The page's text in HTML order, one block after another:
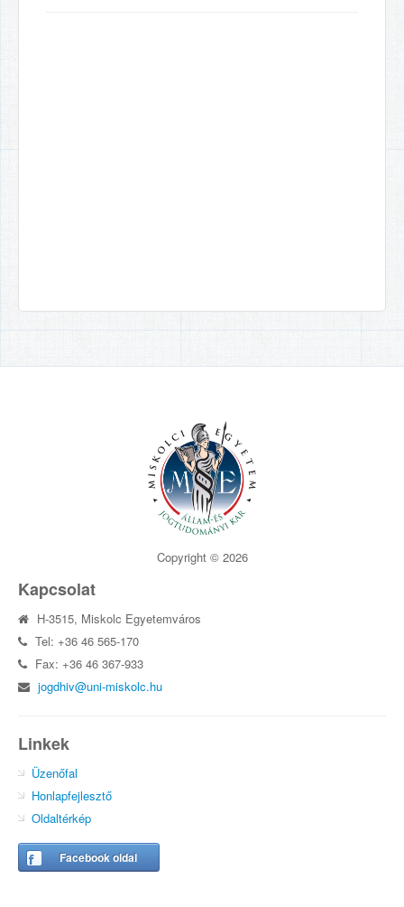
Copyright © 2026
Kapcsolat
H-3515, Miskolc Egyetemváros
Tel: +36 46 565-170
Fax: +36 46 367-933
jogdhiv@uni-miskolc.hu
Linkek
Üzenőfal
Honlapfejlesztő
Oldaltérkép
Facebook oldal